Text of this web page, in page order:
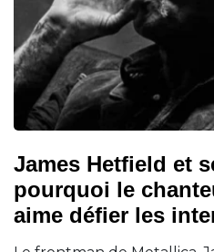
James Hetfield et
pourquoi le
aime défier les